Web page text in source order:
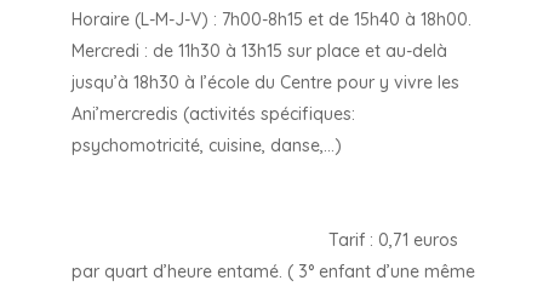
Horaire (L-M-J-V) : 7h00-8h15 et de 15h40 à 18h00.
Mercredi : de 11h30 à 13h15 sur place et au-delà
jusqu’à 18h30 à l’école du Centre pour y vivre les
Ani’mercredis (activités spécifiques:
psychomotricité, cuisine, danse,…)
Tarif : 0,71 euros
par quart d’heure entamé. ( 3° enfant d’une même